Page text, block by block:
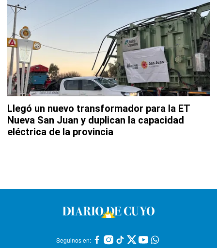
Llegó un nuevo transformador para la ET
Nueva San Juan y duplican la capacidad
eléctrica de la provincia
Seguinos en: